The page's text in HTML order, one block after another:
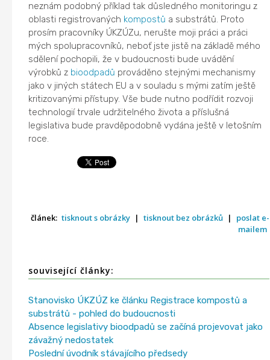
neznám podobný příklad tak důsledného monitoringu z
oblasti registrovaných kompostů a substrátů. Proto
prosím pracovníky ÚKZÚZu, nerušte moji práci a práci
mých spolupracovníků, neboť jste jistě na základě mého
sdělení pochopili, že v budoucnosti bude uvádění
výrobků z bioodpadů prováděno stejnými mechanismy
jako v jiných státech EU a v souladu s mými zatím ještě
kritizovanými přístupy. Vše bude nutno podřídit rozvoji
technologií trvale udržitelného života a příslušná
legislativa bude pravděpodobně vydána ještě v letošním
roce.
článek: tisknout s obrázky | tisknout bez obrázků |
poslat e-
mailem
související články:
Stanovisko ÚKZÚZ ke článku Registrace kompostů a
substrátů - pohled do budoucnosti
Absence legislativy bioodpadů se začíná projevovat jako
závažný nedostatek
Poslední úvodník stávajícího předsedy